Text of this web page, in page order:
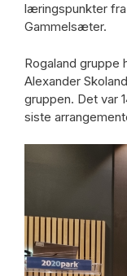
læringspunkter
Gammelsæter.
Rogaland gruppe
Alexander
gruppen. Det var
siste